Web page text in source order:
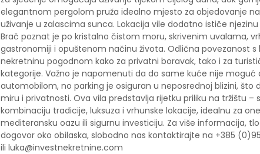
elegantnom pergolom pruža idealno mjesto za objedovanje
uživanje u zalascima sunca. Lokacija vile dodatno ističe
Brač poznat je po kristalno čistom moru, skrivenim uvalama,
gastronomiji i opuštenom načinu života. Odlična povezanost s
nekretninu pogodnom kako za privatni boravak, tako i za
kategorije. Važno je napomenuti da do same kuće nije moguć
automobilom, no parking je osiguran u neposrednoj blizini, što
miru i privatnosti. Ova vila predstavlja rijetku priliku na tržištu –
kombinaciju tradicije, luksuza i vrhunske lokacije, idealnu za
mediteransku oazu ili sigurnu investiciju. Za više informacija,
dogovor oko obilaska, slobodno nas kontaktirajte na +385
ili luka@investnekretnine.com